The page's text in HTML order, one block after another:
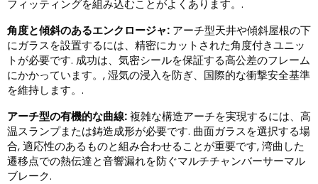
フィッティングを組み込むことがよくあります。.
角度と傾斜のあるエンクロージャ: アーチ型天井や傾斜屋根の下
にガラスを設置するには、精密にカットされた角度付きユニッ
トが必要です. 成功は、気密シールを保証する高公差のフレーム
にかかっています。, 湿気の浸入を防ぎ、国際的な衝撃安全基準
を維持します。.
アーチ型の有機的な曲線:複雑な構造アーチを実現するには、高
温スランプまたは鋳造成形が必要です. 曲面ガラスを選択する場
合, 適応性のあるものと組み合わせることが重要です, 湾曲した
遷移点での熱伝達と音響漏れを防ぐマルチチャンバーサーマル
ブレーク.